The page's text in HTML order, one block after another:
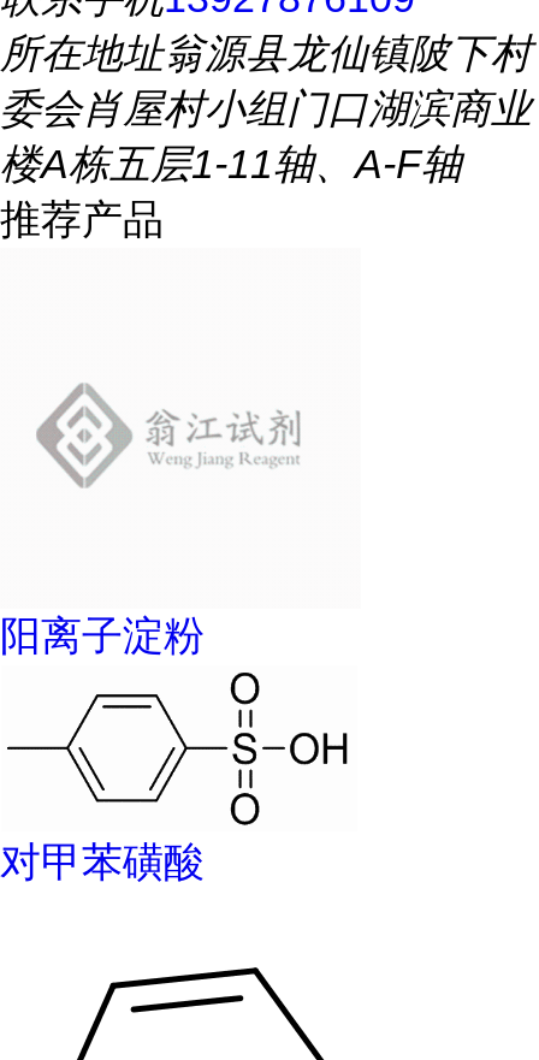
所在地址翁源县龙仙镇陂下村
委会肖屋村小组门口湖滨商业
楼A栋五层1-11轴、A-F轴
推荐产品
阳离子淀粉
对甲苯磺酸